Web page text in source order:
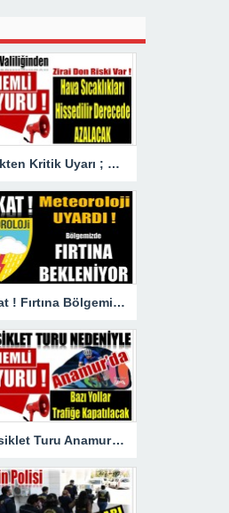
Valilikten Kritik Uyarı ; Hava Sıcaklığı Hissedilir Derecede Azalacak!
Dikkat ! Fırtına Bölgemizde Etkili Olacak
8. Bisiklet Turu Anamur’dan Başlıyor. Bazı Yollar Trafiğe Kapatılacak